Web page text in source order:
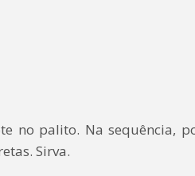
no palito. Na sequência,
Sirva.